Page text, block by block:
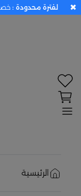
الرئيسية
لفترة محدودة : خصم ✖